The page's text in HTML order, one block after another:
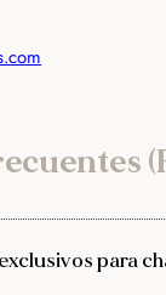
para